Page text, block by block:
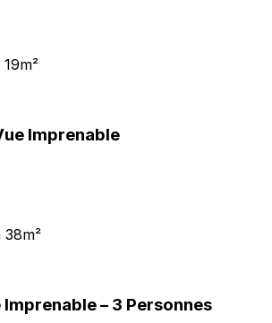
Imprenable
38m²
Imprenable – 3 Personnes